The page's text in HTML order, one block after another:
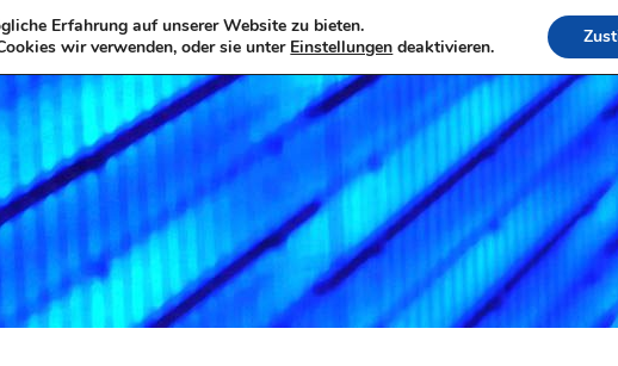
Erfahrung auf unserer Website zu bieten.
wir verwenden, oder sie unter Einstellungen deaktivieren.